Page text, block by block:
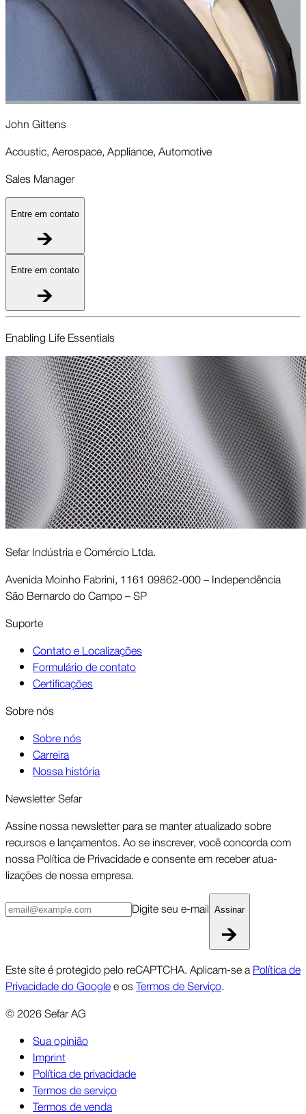
John Gittens
Acoustic, Aerospace, Appliance, Automotive
Sales Manager
Entre em contato
Entre em contato
Enabling Life Essentials
Sefar Indústria e Comércio Ltda.
Avenida Moinho Fabrini, 1161 09862-000 – Independência
São Bernardo do Campo – SP
Suporte
Contato e Localizações
Formulário de contato
Certificações
Sobre nós
Sobre nós
Carreira
Nossa história
Newsletter Sefar
Assine nossa newsletter para se manter atua­lizado sobre
recursos e lança­mentos. Ao se inscrever, você concorda com
nossa Política de Priva­cidade e consente em receber atua­
lizações de nossa empresa.
Digite seu e-mail Assinar
Este site é protegido pelo reCAPTCHA. Aplicam-se aPolítica de
Privacidade do Googlee os Termos de Serviço.
©2026Sefar AG
Sua opinião
Imprint
Política de privacidade
Termos de serviço
Termos de venda